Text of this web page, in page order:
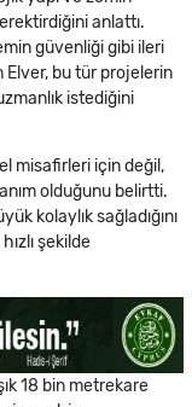
anlattı.
güvenliği gibi ileri
Elver, bu tür projelerin
istediğini
misafirleri için değil,
olduğunu belirtti.
kolaylık sağladığını
şekilde
18 bin metrekare